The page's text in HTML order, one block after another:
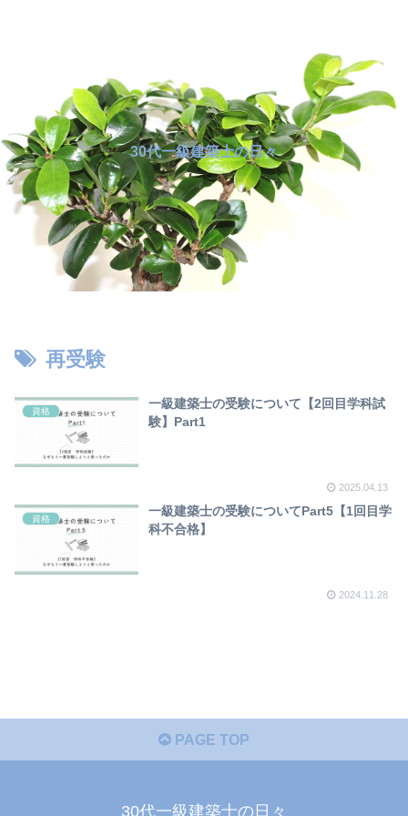
30代一級建築士の日々
再受験
資格
一級建築士の受験について【2回目学科試
験】Part1
2025.04.13
資格
一級建築士の受験についてPart5【1回目学
科不合格】
2024.11.28
PAGE TOP
30代一級建築士の日々